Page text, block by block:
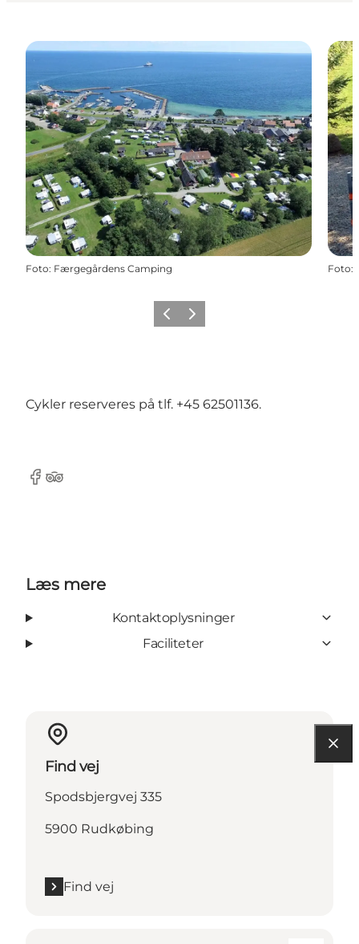
Foto: Færgegårdens Camping Foto:
ForrigeNæste
Cykler reserveres på tlf. +45 62501136.
Facebook
Tripadvisor
Læs mere
Kontaktoplysninger
Faciliteter
Find vej
Spodsbjergvej 335
5900 Rudkøbing
Find vej